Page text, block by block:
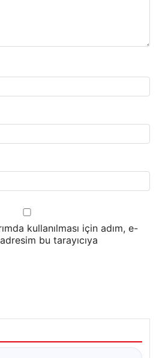
kullanılması için adım, e-
bu tarayıcıya